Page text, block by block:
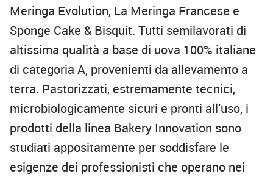
Meringa Evolution, La Meringa Francese e
Sponge Cake & Bisquit. Tutti semilavorati di
altissima qualità a base di uova 100% italiane
di categoria A, provenienti da allevamento a
terra. Pastorizzati, estremamente tecnici,
microbiologicamente sicuri e pronti all’uso, i
prodotti della linea Bakery Innovation sono
studiati appositamente per soddisfare le
esigenze dei professionisti che operano nei